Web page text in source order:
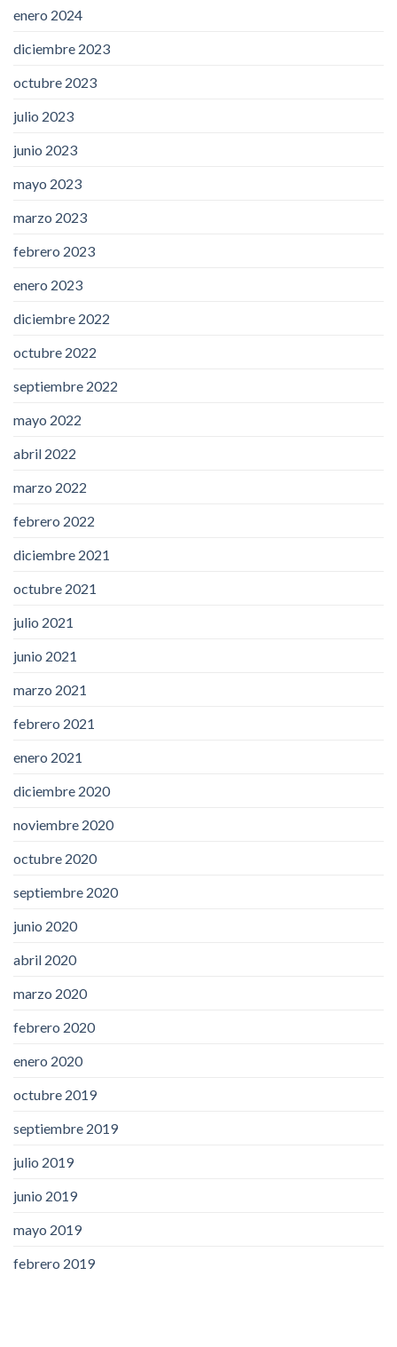
enero 2024
diciembre 2023
octubre 2023
julio 2023
junio 2023
mayo 2023
marzo 2023
febrero 2023
enero 2023
diciembre 2022
octubre 2022
septiembre 2022
mayo 2022
abril 2022
marzo 2022
febrero 2022
diciembre 2021
octubre 2021
julio 2021
junio 2021
marzo 2021
febrero 2021
enero 2021
diciembre 2020
noviembre 2020
octubre 2020
septiembre 2020
junio 2020
abril 2020
marzo 2020
febrero 2020
enero 2020
octubre 2019
septiembre 2019
julio 2019
junio 2019
mayo 2019
febrero 2019